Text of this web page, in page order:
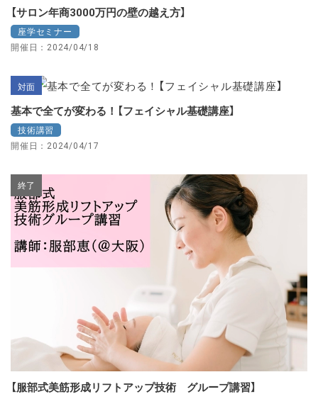
【サロン年商3000万円の壁の越え方】
座学セミナー
開催日：2024/04/18
対面
基本で全てが変わる！【フェイシャル基礎講座】
技術講習
開催日：2024/04/17
終了
【服部式美筋形成リフトアップ技術 グループ講習】